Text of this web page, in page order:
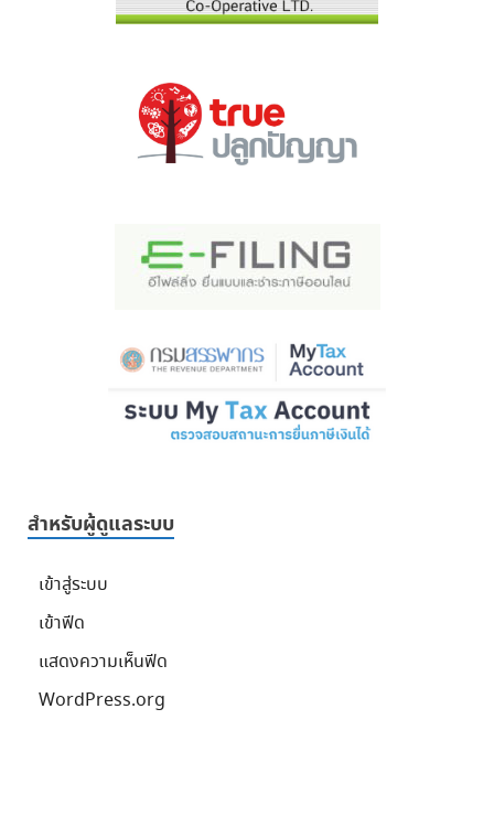
สำหรับผู้ดูแลระบบ
เข้าสู่ระบบ
เข้าฟีด
แสดงความเห็นฟีด
WordPress.org